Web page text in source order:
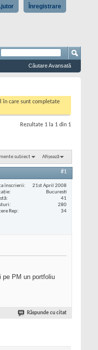
Înregistrare
Căutare Avansată
în care sunt completate
Rezultate 1 la 1 din 1
subiect Afișează
#1
înscrierii
21st April 2008
Bucuresti
41
280
Rep
34
pe PM un portfoliu
Răspunde cu citat